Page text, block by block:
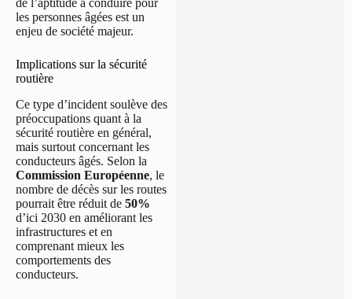
de l’aptitude à conduire pour
les personnes âgées est un
enjeu de société majeur.
Implications sur la sécurité
routière
Ce type d’incident soulève des
préoccupations quant à la
sécurité routière en général,
mais surtout concernant les
conducteurs âgés. Selon la
Commission Européenne, le
nombre de décès sur les routes
pourrait être réduit de 50%
d’ici 2030 en améliorant les
infrastructures et en
comprenant mieux les
comportements des
conducteurs.